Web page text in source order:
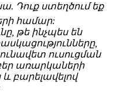
Դուք ստեղծում եք
համար:
թե ինչպես են
ուսուցման
առարկաների
բարելավելով